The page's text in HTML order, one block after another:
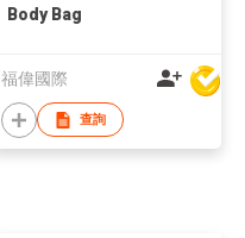
Body Bag
福偉國際
查詢